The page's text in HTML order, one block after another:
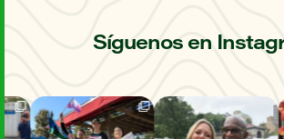
Síguenos en